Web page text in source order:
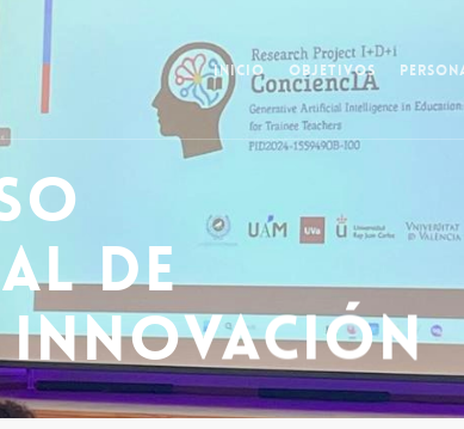
INICIO OBJETIVOS
de
Innovación